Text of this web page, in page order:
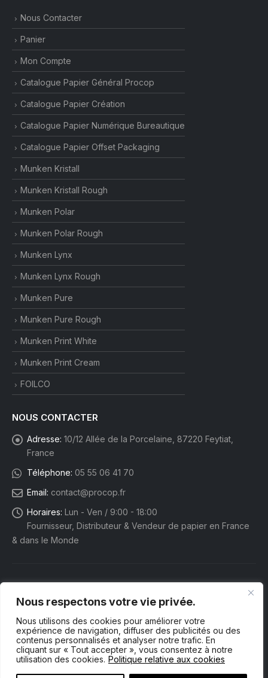
Nous respectons votre vie privée.
Nous utilisons des cookies pour améliorer votre
expérience de navigation, diffuser des publicités ou des
contenus personnalisés et analyser notre trafic. En
cliquant sur « Tout accepter », vous consentez à notre
utilisation des cookies. Politique relative aux cookies
Nous Contacter
Panier
Mon Compte
Catalogue Papier Général Procop
Catalogue Papier Création
Catalogue Papier Numérique Bureautique
Catalogue Papier Offset Packaging
Munken Kristall
Munken Kristall Rough
Munken Polar
Munken Polar Rough
Munken Lynx
Munken Lynx Rough
Munken Pure
Munken Pure Rough
Munken Print White
Munken Print Cream
FOILCO
NOUS CONTACTER
Adresse: 10/12 Allée de la Porcelaine, 87220 Feytiat,
France
Téléphone: 05 55 06 41 70
Email: contact@procop.fr
Horaires: Lun - Ven / 9:00 - 18:00
Fournisseur, Distributeur & Vendeur de papier en France
& dans le Monde
Procop eShop. © 2025 Tous droits réservés.